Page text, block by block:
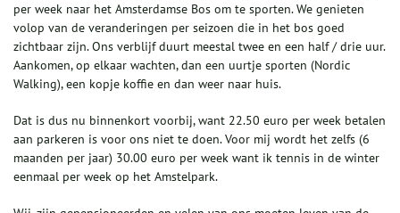
per week naar het Amsterdamse Bos om te sporten. We genieten
volop van de veranderingen per seizoen die in het bos goed
zichtbaar zijn. Ons verblijf duurt meestal twee en een half / drie uur.
Aankomen, op elkaar wachten, dan een uurtje sporten (Nordic
Walking), een kopje koffie en dan weer naar huis.
Dat is dus nu binnenkort voorbij, want 22.50 euro per week betalen
aan parkeren is voor ons niet te doen. Voor mij wordt het zelfs (6
maanden per jaar) 30.00 euro per week want ik tennis in de winter
eenmaal per week op het Amstelpark.